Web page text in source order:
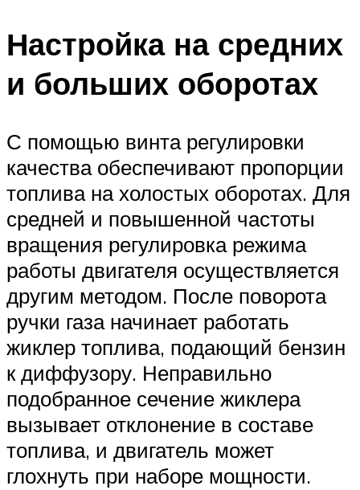
Настройка на средних
и больших оборотах
С помощью винта регулировки
качества обеспечивают пропорции
топлива на холостых оборотах. Для
средней и повышенной частоты
вращения регулировка режима
работы двигателя осуществляется
другим методом. После поворота
ручки газа начинает работать
жиклер топлива, подающий бензин
к диффузору. Неправильно
подобранное сечение жиклера
вызывает отклонение в составе
топлива, и двигатель может
глохнуть при наборе мощности.